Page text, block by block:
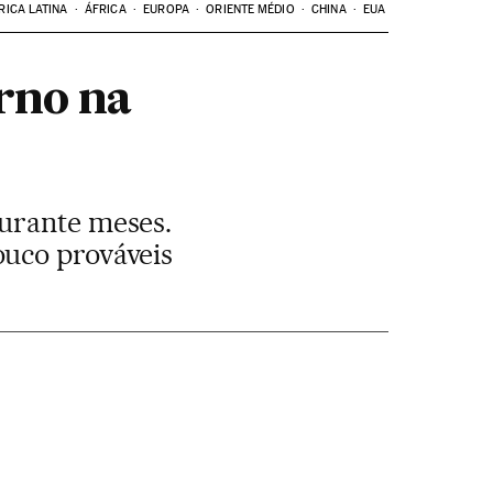
LATINA ÁFRICA EUROPA ORIENTE MÉDIO CHINA EUA
na
meses.
prováveis